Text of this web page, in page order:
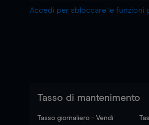
Accedi per sbloccare le funzioni
Tasso di mantenimento
Tasso giornaliero - Vendi